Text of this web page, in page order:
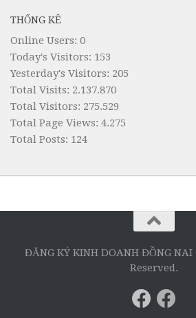
THỐNG KÊ
Online Users: 0
Today's Visitors: 153
Yesterday's Visitors: 205
Total Visits: 2.137.870
Total Visitors: 275.529
Total Page Views: 4.275
Total Posts: 124
ĐĂNG KÝ KINH DOANH ĐỒNG
Reserved.